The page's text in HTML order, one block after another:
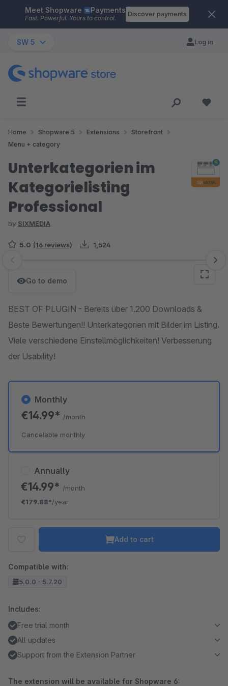
Skip to main content
Meet Shopware Payments
Fast. Powerful. Yours to control.
Discover payments
SW 5 Log in
Home Shopware 5 Extensions
Storefront
Menu + category
Unterkategorien im
Kategorielisting
Professional
by SIXMEDIA
5.0 (16 reviews) 1,524
Skip image gallery
Go to demo
BEST OF PLUGIN - Bereits über 1.200 Downloads &
Beste Bewertungen!! Unterkategorien mit Bilder im Listing.
Viele verschiedene Einstellmöglichkeiten! Verbesserung
der Usability!
Annually
€14.99* /month
€179.88*/year
Monthly
€14.99* /month
Cancelable monthly
Add to cart
Compatible with:
5.0.0 - 5.7.20
Includes:
Free trial month
All updates
Support from the Extension Partner
The extension will be available for Shopware 6: